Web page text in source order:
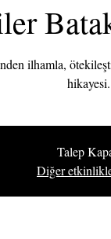
ilhamla,
hikayesi.
Talep
Diğer